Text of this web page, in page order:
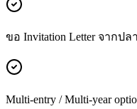
ขอ Invitation Letter จากปล
Multi-entry / Multi-year